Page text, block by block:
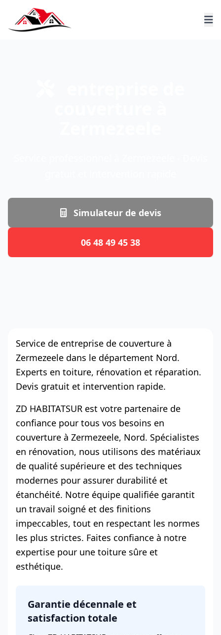
Simulateur de devis
06 48 49 45 38
Service de entreprise de couverture à
Zermezeele dans le département Nord.
Experts en toiture, rénovation et réparation.
Devis gratuit et intervention rapide.
ZD HABITATSUR est votre partenaire de
confiance pour tous vos besoins en
couverture à Zermezeele, Nord. Spécialistes
en rénovation, nous utilisons des matériaux
de qualité supérieure et des techniques
modernes pour assurer durabilité et
étanchéité. Notre équipe qualifiée garantit
un travail soigné et des finitions
impeccables, tout en respectant les normes
les plus strictes. Faites confiance à notre
expertise pour une toiture sûre et
esthétique.
Garantie décennale et
satisfaction totale